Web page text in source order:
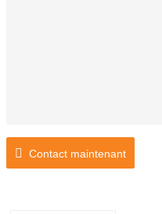
Contact maintenant